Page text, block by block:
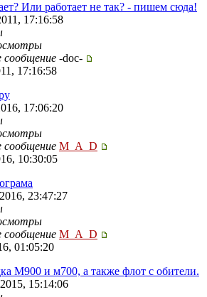
Или работает не так? - пишем сюда!
17:16:58
сообщение -doc-
17:16:58
17:06:20
сообщение M_A_D
10:30:05
23:47:27
сообщение M_A_D
01:05:20
М900 и м700, а также флот с обители.
15:14:06